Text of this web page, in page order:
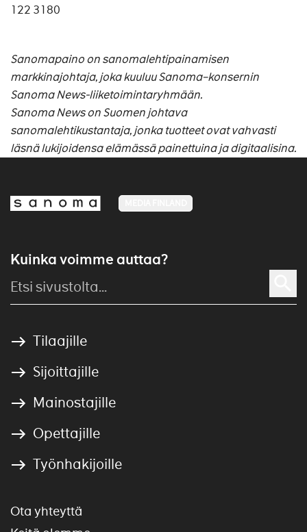
122 3180
Sanomapaino on sanomalehtipainamisen
markkinajohtaja, joka kuuluu Sanoma–konsernin
Sanoma News-liiketoimintaryhmään.
Sanoma News on Suomen johtava
sanomalehtikustantaja, jonka tuotteet ovat vahvasti
läsnä lukijoidensa elämässä painettuina ja digitaalisina.
Kuinka voimme auttaa?
Tilaajille
Sijoittajille
Mainostajille
Opettajille
Työnhakijoille
Ota yhteyttä